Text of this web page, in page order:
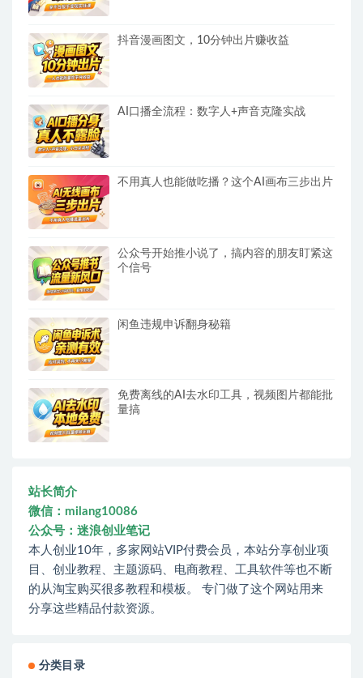
抖音漫画图文，10分钟出片赚收益
AI口播全流程：数字人+声音克隆实战
不用真人也能做吃播？这个AI画布三步出片
公众号开始推小说了，搞内容的朋友盯紧这
个信号
闲鱼违规申诉翻身秘籍
免费离线的AI去水印工具，视频图片都能批
量搞
站长简介
微信：milang10086
公众号：迷浪创业笔记
本人创业10年，多家网站VIP付费会员，本站分享创业项
目、创业教程、主题源码、电商教程、工具软件等也不断
的从淘宝购买很多教程和模板。 专门做了这个网站用来
分享这些精品付款资源。
分类目录